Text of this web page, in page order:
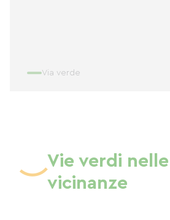
Via verde
Vie verdi nelle
vicinanze